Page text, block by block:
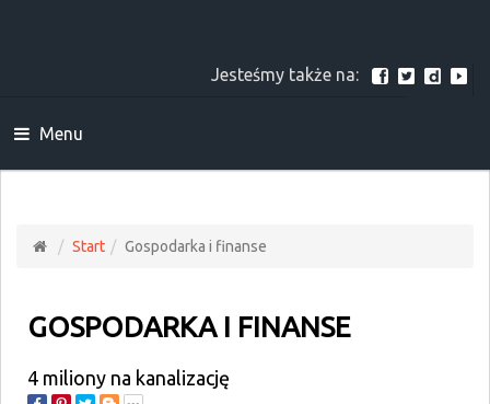
Jesteśmy także na:
Menu
Start Gospodarka i finanse
GOSPODARKA I FINANSE
4 miliony na kanalizację